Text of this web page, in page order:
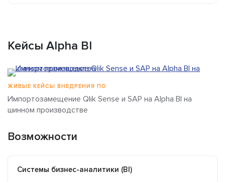
Кейсы Alpha BI
ЖИВЫЕ КЕЙСЫ ВНЕДРЕНИЯ ПО
Импортозамещение Qlik Sense и SAP на Alpha BI на
шинном производстве
Возможности
Системы бизнес-аналитики (BI)